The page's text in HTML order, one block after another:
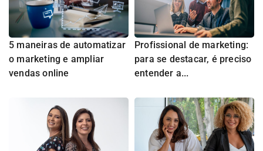
5 maneiras de automatizar
o marketing e ampliar
vendas online
Profissional de marketing:
para se destacar, é preciso
entender a...